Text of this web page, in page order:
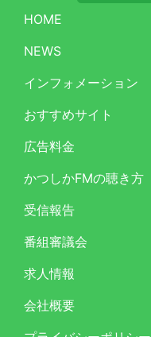
HOME
NEWS
インフォメーション
おすすめサイト
広告料金
かつしかFMの聴き方
受信報告
番組審議会
求人情報
会社概要